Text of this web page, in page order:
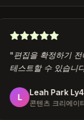
"편집을 확정하기
테스트할 수 있습니
Leah Park
콘텐츠 크리에